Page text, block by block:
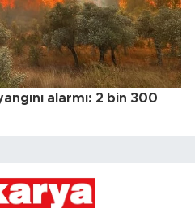
alarmı: 2 bin 300